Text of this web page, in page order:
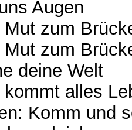
Augen
Mut zum
Mut zum
deine Welt
kommt alles
Komm und